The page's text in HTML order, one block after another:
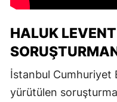
HALUK
İstanbul Cumhuriyet
yürütülen